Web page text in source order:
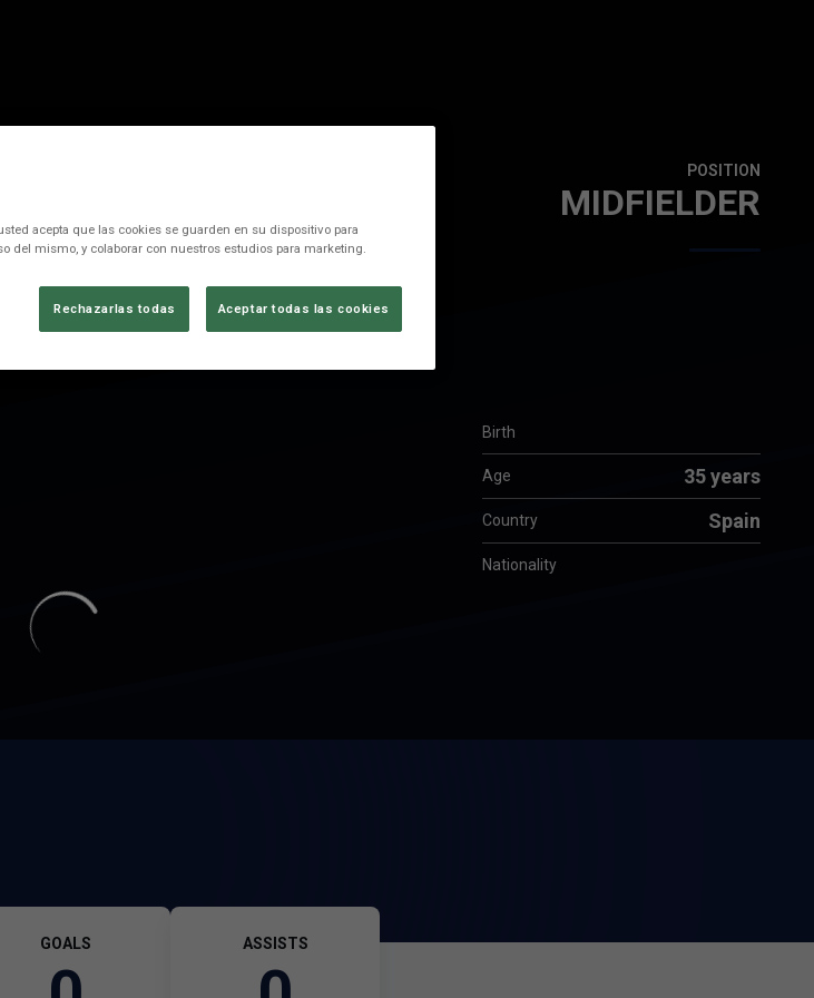
POSITION
MIDFIELDER
Birth
Age 35 years
Country Spain
Nationality
GOALS ASSISTS
acepta que las cookies se guarden en su dispositivo para
del mismo, y colaborar con nuestros estudios para marketing.
Rechazarlas todas Aceptar todas las cookies